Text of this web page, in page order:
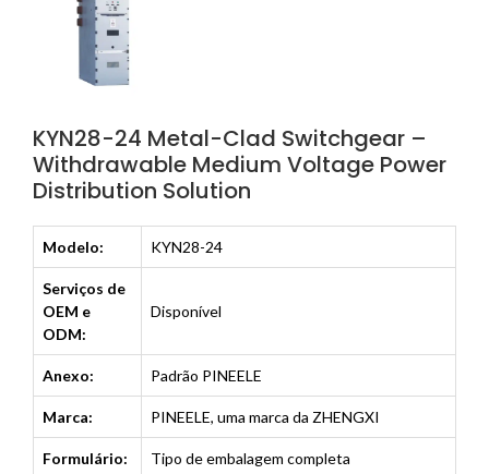
KYN28-24 Metal-Clad Switchgear –
Withdrawable Medium Voltage Power
Distribution Solution
Modelo: KYN28-24
Serviços de
OEM e
ODM:
Disponível
Anexo: Padrão PINEELE
Marca: PINEELE, uma marca da ZHENGXI
Formulário: Tipo de embalagem completa